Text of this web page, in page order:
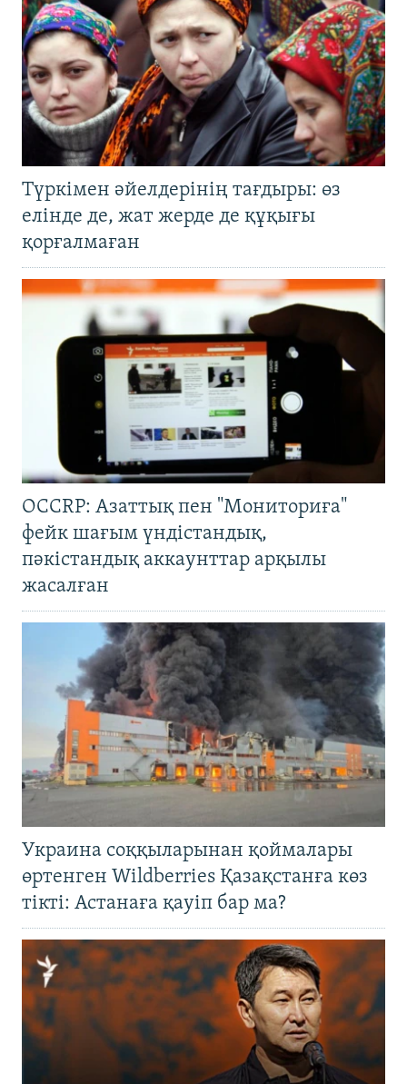
Түркімен әйелдерінің тағдыры: өз
елінде де, жат жерде де құқығы
қорғалмаған
OCCRP: Азаттық пен "Мониториға"
фейк шағым үндістандық,
пәкістандық аккаунттар арқылы
жасалған
Украина соққыларынан қоймалары
өртенген Wildberries Қазақстанға көз
тікті: Астанаға қауіп бар ма?